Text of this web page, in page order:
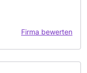
Firma bewerten